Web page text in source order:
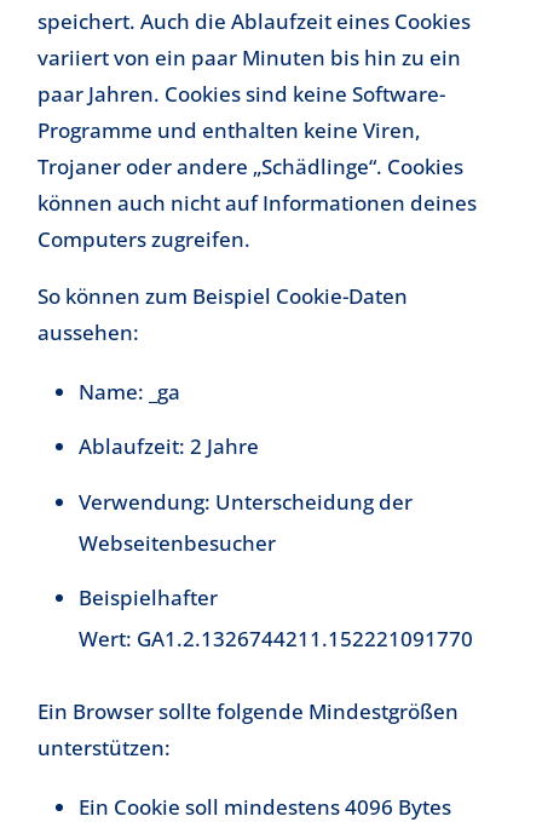
speichert. Auch die Ablaufzeit eines Cookies
variiert von ein paar Minuten bis hin zu ein
paar Jahren. Cookies sind keine Software-
Programme und enthalten keine Viren,
Trojaner oder andere „Schädlinge“. Cookies
können auch nicht auf Informationen deines
Computers zugreifen.
So können zum Beispiel Cookie-Daten
aussehen:
Name: _ga
Ablaufzeit: 2 Jahre
Verwendung: Unterscheidung der
Webseitenbesucher
Beispielhafter
Wert: GA1.2.1326744211.152221091770
Ein Browser sollte folgende Mindestgrößen
unterstützen:
Ein Cookie soll mindestens 4096 Bytes